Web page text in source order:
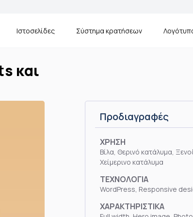
Ιστοσελίδες Σύστημα κρατήσεων
και
Προδιαγραφές
ΧΡΗΣΗ
Βίλα, Θερινό κατάλυμα,
Χείμερινο κατάλυμα
ΤΕΧΝΟΛΟΓΙΑ
WordPress, Responsive
ΧΑΡΑΚΤΗΡΙΣΤΙΚΑ